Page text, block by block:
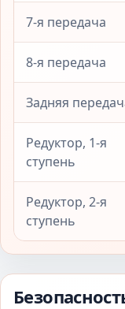
7-я передача
8-я передача
Задняя
Редуктор, 1-я
ступень
Редуктор, 2-я
ступень